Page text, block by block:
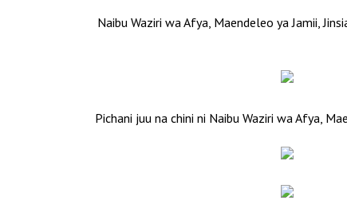
Naibu Waziri wa Afya, Maendeleo ya Jamii,
Pichani juu na chini ni Naibu Waziri wa Afya,